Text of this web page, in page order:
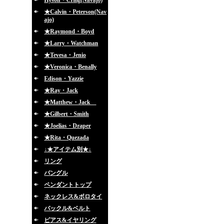
★Calvin・Peterson(Nav
ajo)
★Raymond・Boyd
★Larry・Watchman
★Tevesa・Jenio
★Veronica・Benally
Edison・Yazzie
★Ray・Jack
★Matthew・Jack
★Gilbert・Smith
★Joelias・Draper
★Rita・Quezada
↓★アイテム別★↓
リング
バングル
ペンダントトップ
ネックレス&ボロタイ
バックル&ベルト
ピアス&イヤリング